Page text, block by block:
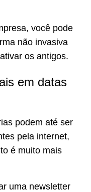
você pode
não invasiva
os antigos.
em datas
podem até ser
pela internet,
é muito mais
uma newsletter